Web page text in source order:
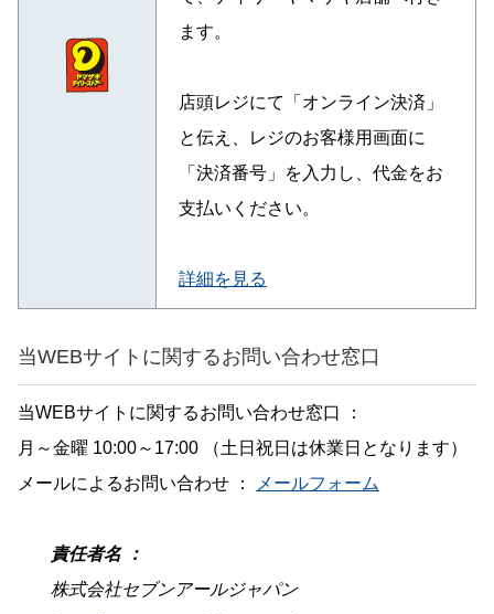
ます。
店頭レジにて「オンライン決済」
と伝え、レジのお客様用画面に
「決済番号」を入力し、代金をお
支払いください。
詳細を見る
当WEBサイトに関するお問い合わせ窓口
当WEBサイトに関するお問い合わせ窓口 ：
月～金曜 10:00～17:00 （土日祝日は休業日となります）
メールによるお問い合わせ ：
メールフォーム
責任者名 ：
株式会社セブンアールジャパン